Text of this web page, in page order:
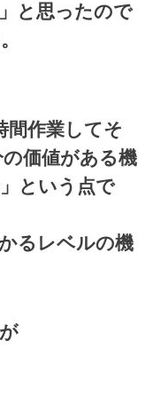
と思ったので
間作業してそ
価値がある機
という点で
るレベルの機